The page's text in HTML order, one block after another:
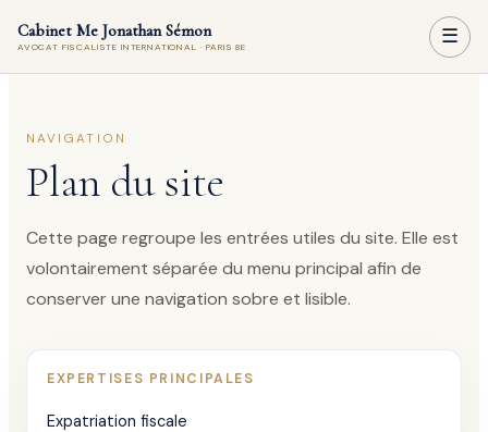
Cabinet Me Jonathan Sémon
AVOCAT FISCALISTE INTERNATIONAL · PARIS 8E ☰
NAVIGATION
Plan du site
Cette page regroupe les entrées utiles du site. Elle est
volontairement séparée du menu principal afin de
conserver une navigation sobre et lisible.
EXPERTISES PRINCIPALES
Expatriation fiscale